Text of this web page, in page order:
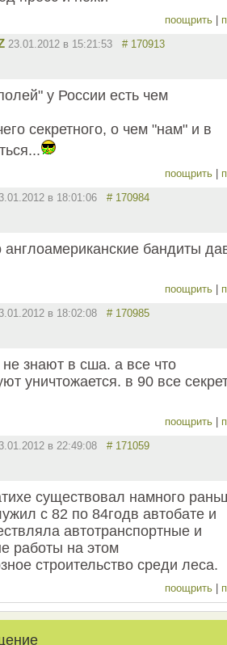
поощрить
23.01.2012 в 15:21:53 # 170913
у России есть чем
секретного, о чем "нам" и в
поощрить
в 18:01:06 # 170984
бандиты
поощрить
в 18:02:08 # 170985
не знают в сша. а все что
уничтожается. в 90 все
поощрить
в 22:49:08 # 171059
существовал намного
с 82 по 84годв автобате и
автотранспортные и
работы на этом
строительство среди леса.
поощрить